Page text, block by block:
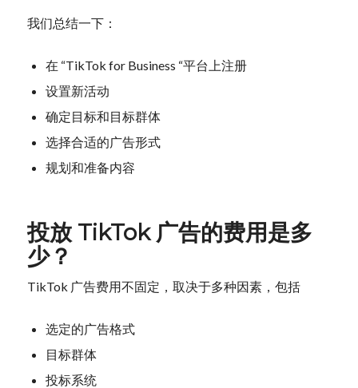
我们总结一下：
在 “TikTok for Business “平台上注册
设置新活动
确定目标和目标群体
选择合适的广告形式
规划和准备内容
投放 TikTok 广告的费用是多
少？
TikTok 广告费用不固定，取决于多种因素，包括
选定的广告格式
目标群体
投标系统